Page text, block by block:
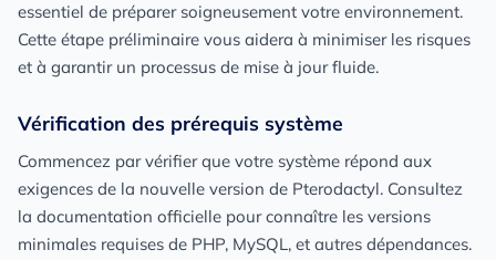
essentiel de préparer soigneusement votre environnement.
Cette étape préliminaire vous aidera à minimiser les risques
et à garantir un processus de mise à jour fluide.
Vérification des prérequis système
Commencez par vérifier que votre système répond aux
exigences de la nouvelle version de Pterodactyl. Consultez
la documentation officielle pour connaître les versions
minimales requises de PHP, MySQL, et autres dépendances.